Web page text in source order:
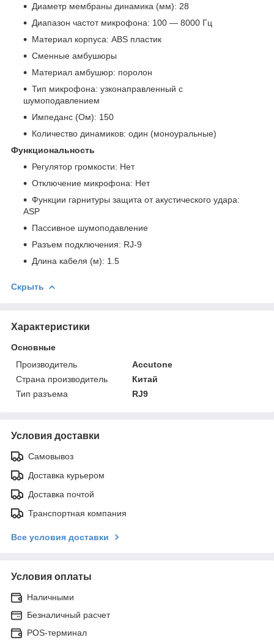
Диаметр мембраны динамика (мм): 28
Диапазон частот микрофона: 100 — 8000 Гц
Материал корпуса: ABS пластик
Сменные амбушюры
Материал амбушюр: поролон
Тип микрофона: узконаправленный с
шумоподавлением
Импеданс (Ом): 150
Количество динамиков: один (моноуральные)
Функциональность
Регулятор громкости: Нет
Отключение микрофона: Нет
Функции гарнитуры защита от акустического удара:
ASP
Пассивное шумоподавление
Разъем подключения: RJ-9
Длина кабеля (м): 1.5
Скрыть
Характеристики
Основные
Производитель
Accutone
Страна производитель
Китай
Тип разъема
RJ9
Условия доставки
Самовывоз
Доставка курьером
Доставка почтой
Транспортная компания
Все условия доставки
Условия оплаты
Наличными
Безналичный расчет
POS-терминал